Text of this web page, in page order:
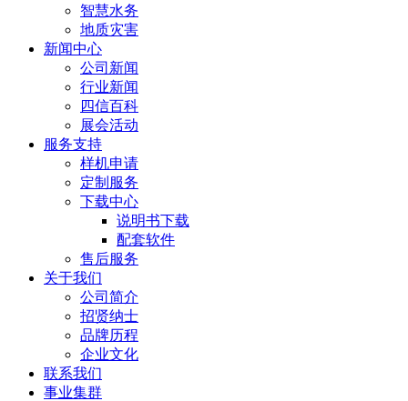
智慧水务
地质灾害
新闻中心
公司新闻
行业新闻
四信百科
展会活动
服务支持
样机申请
定制服务
下载中心
说明书下载
配套软件
售后服务
关于我们
公司简介
招贤纳士
品牌历程
企业文化
联系我们
事业集群